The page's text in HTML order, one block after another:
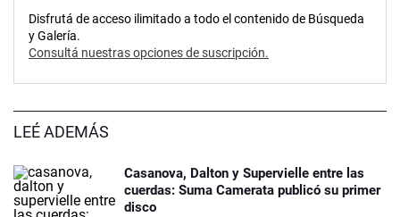
Disfrutá de acceso ilimitado a todo el contenido de Búsqueda
y Galería.
Consultá nuestras opciones de suscripción.
LEÉ ADEMÁS
Casanova, Dalton y Supervielle entre las
cuerdas: Suma Camerata publicó su primer
disco